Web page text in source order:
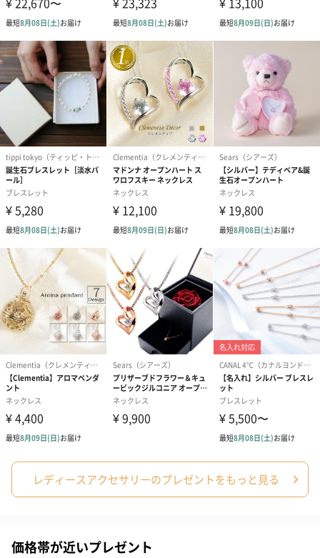
フラワーテディベア
（2,390円）
テディベア（バニラ）
（1,760円）
テディベア（
ル）（1,760円
紅茶・コーヒー・スイーツ
紅茶・コーヒー・スイーツを同梱してお届けいたします。ギフト
への＋αにおすすめです。
アールグレイ（HAPPY
BIRTHDAY TO YOU）
（660円）
アールグレイティー
（660円）
フルーツティ
円）
スイーツ
スイーツを同梱してお届けいたします。ギフトへの＋αにおすすめ
です。
レディースアクセサリーのプレゼントをもっと見る
価格帯が近いプレゼント